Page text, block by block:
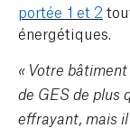
portée 1 et 2
énergétiques.
« Votre
de GES de plus
effrayant, mais